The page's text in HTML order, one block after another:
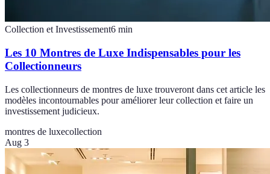
Collection et Investissement6 min
Les 10 Montres de Luxe Indispensables pour les
Collectionneurs
Les collectionneurs de montres de luxe trouveront dans cet article les
modèles incontournables pour améliorer leur collection et faire un
investissement judicieux.
montres de luxecollection
Aug 3